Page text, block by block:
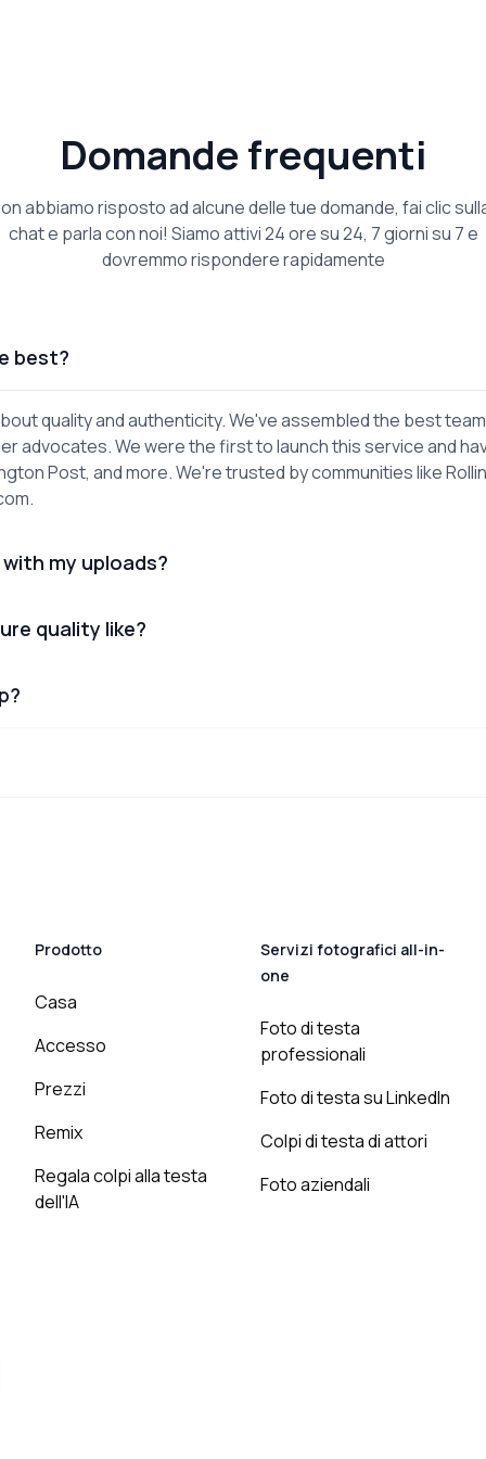
Domande frequenti
abbiamo risposto ad alcune delle tue domande, fai clic
chat e parla con noi! Siamo attivi 24 ore su 24, 7 giorni su 7 e
dovremmo rispondere rapidamente
best?
quality and authenticity. We've assembled the best
advocates. We were the first to launch this service and
Post, and more. We're trusted by communities like
my uploads?
quality like?
Prodotto
Casa
Accesso
Prezzi
Remix
Regala colpi alla testa
dell'IA
Servizi fotografici all-in-
one
Foto di testa
professionali
Foto di testa su LinkedIn
Colpi di testa di attori
Foto aziendali